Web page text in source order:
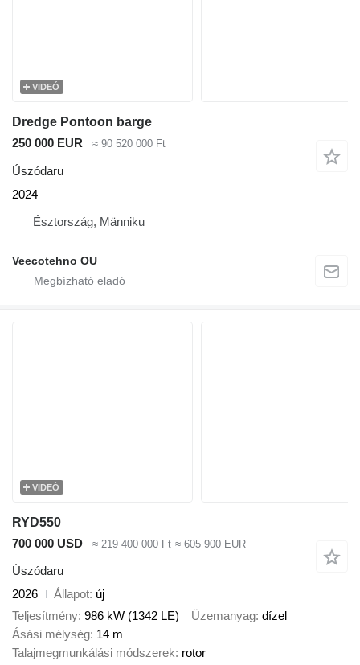
VIDEÓ
Dredge Pontoon barge
250 000 EUR
≈ 90 520 000 Ft
Úszódaru
2024
Észtország, Männiku
Veecotehno OU
VIDEÓ
RYD550
700 000 USD
≈ 219 400 000 Ft ≈ 605 900 EUR
Úszódaru
2026
Állapot új
Teljesítmény 986 kW (1342 LE) Üzemanyag dízel
Ásási mélység 14 m
Talajmegmunkálási módszerek rotor